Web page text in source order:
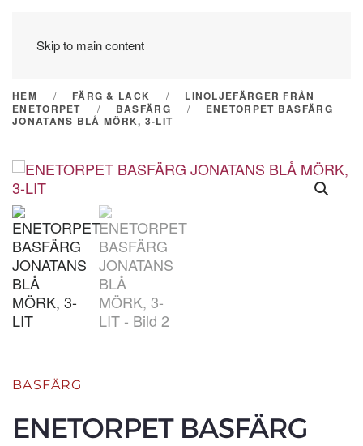
Skip to main content
HEM FÄRG & LACK
LINOLJEFÄRGER FRÅN
ENETORPET
BASFÄRG
ENETORPET BASFÄRG
JONATANS BLÅ MÖRK, 3-LIT
BASFÄRG
ENETORPET BASFÄRG